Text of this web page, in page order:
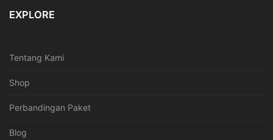
EXPLORE
Tentang Kami
Shop
Perbandingan Paket
Blog